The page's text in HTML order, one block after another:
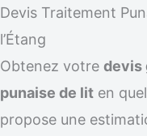
Devis Traitement
l’Étang
Obtenez votre devis
punaise de lit en
propose une